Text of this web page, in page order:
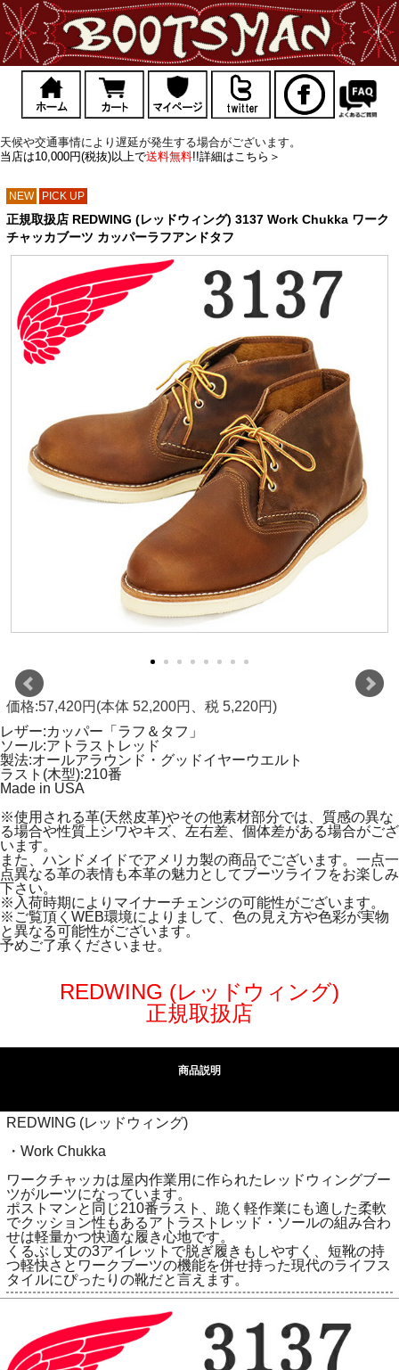
天候や交通事情により遅延が発生する場合がございます。
当店は10,000円(税抜)以上で送料無料!!詳細はこちら＞
NEW PICK UP
正規取扱店 REDWING (レッドウィング) 3137 Work Chukka ワーク
チャッカブーツ カッパーラフアンドタフ
価格:57,420円(本体 52,200円、税 5,220円)
レザー:カッパー「ラフ＆タフ」
ソール:アトラストレッド
製法:オールアラウンド・グッドイヤーウエルト
ラスト(木型):210番
Made in USA
※使用される革(天然皮革)やその他素材部分では、質感の異な
る場合や性質上シワやキズ、左右差、個体差がある場合がござ
います。
また、ハンドメイドでアメリカ製の商品でございます。一点一
点異なる革の表情も本革の魅力としてブーツライフをお楽しみ
下さい。
※入荷時期によりマイナーチェンジの可能性がございます。
※ご覧頂くWEB環境によりまして、色の見え方や色彩が実物
と異なる可能性がございます。
予めご了承くださいませ。
REDWING (レッドウィング)
正規取扱店
商品説明
REDWING (レッドウィング)
・Work Chukka
ワークチャッカは屋内作業用に作られたレッドウィングブー
ツがルーツになっています。
ポストマンと同じ210番ラスト、跪く軽作業にも適した柔軟
でクッション性もあるアトラストレッド・ソールの組み合わ
せは軽量かつ快適な履き心地です。
くるぶし丈の3アイレットで脱ぎ履きもしやすく、短靴の持
つ軽快さとワークブーツの機能を併せ持った現代のライフス
タイルにぴったりの靴だと言えます。